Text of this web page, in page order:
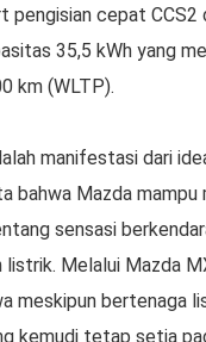
pengisian cepat CCS2
35,5 kWh yang
km (WLTP).
manifestasi dari
bahwa Mazda mampu
sensasi
listrik. Melalui Mazda
meskipun bertenaga
kemudi tetap setia